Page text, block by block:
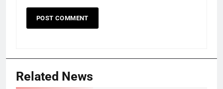
Related News